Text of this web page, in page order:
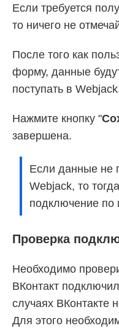
Если требуется
то ничего не
После того как
форму, данные
поступать в
Нажмите кнопку "
завершена.
Если данные не
Webjack, то
подключение по
Проверка
Необходимо
ВКонтакт
случаях ВКонтакте
Для этого